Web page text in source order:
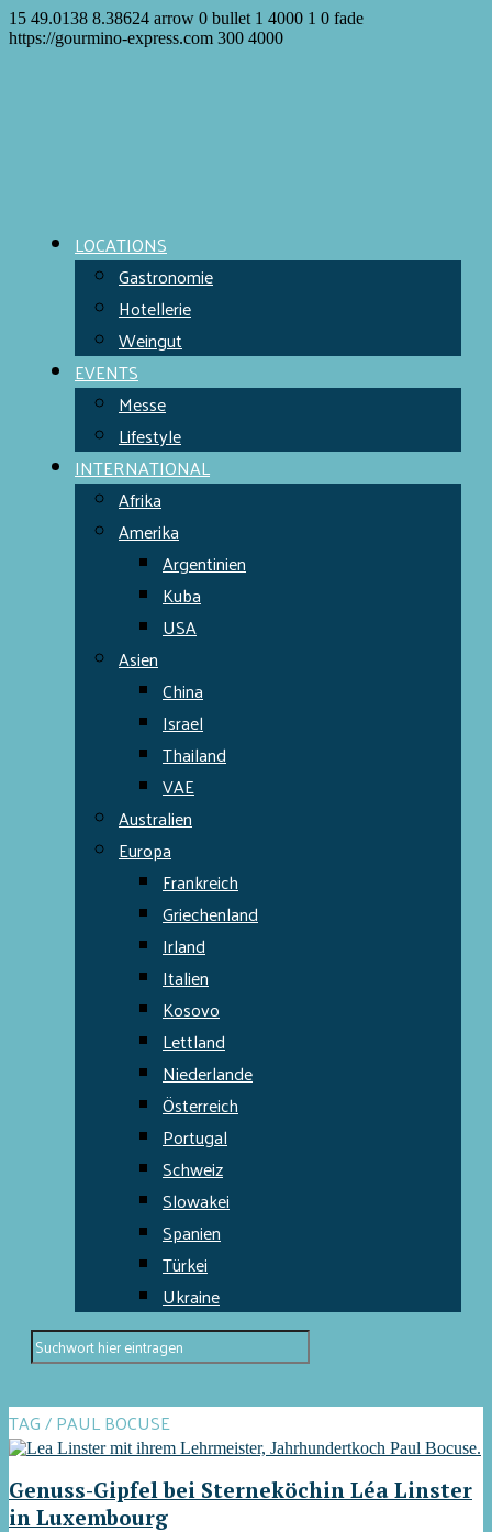
15 49.0138 8.38624 arrow 0 bullet 1 4000 1 0 fade
https://gourmino-express.com 300 4000
LOCATIONS
Gastronomie
Hotellerie
Weingut
EVENTS
Messe
Lifestyle
INTERNATIONAL
Afrika
Amerika
Argentinien
Kuba
USA
Asien
China
Israel
Thailand
VAE
Australien
Europa
Frankreich
Griechenland
Irland
Italien
Kosovo
Lettland
Niederlande
Österreich
Portugal
Schweiz
Slowakei
Spanien
Türkei
Ukraine
TAG / PAUL BOCUSE
Genuss-Gipfel bei Sterneköchin Léa Linster
in Luxembourg